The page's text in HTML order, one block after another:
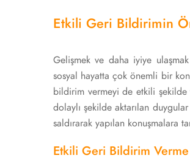
Etkili Geri Bildirimin
Gelişmek ve daha iyiye
sosyal hayatta çok önemli bir
bildirim vermeyi de etkili şekilde
dolaylı şekilde aktarılan
saldırarak yapılan konuşmalara
Etkili Geri Bildirim